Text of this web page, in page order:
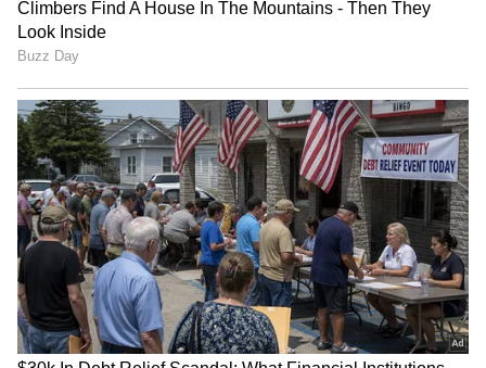
Image Credit :Asianet News
ಮದುವೆಯಾಗದೆ 10 ವರ್ಷಗಳ ಕಾಲ ಒಟ್ಟಿಗೆ ಜೀವನ
ಇಬ್ಬರೂ ಅಧಿಕೃತವಾಗಿ ಮದುವೆಯಾಗಿರಲಿಲ್ಲ. ಆದರೂ
ಸುಮಾರು 10 ವರ್ಷಗಳ ಕಾಲ ಒಟ್ಟಿಗೆ ಲಿವಿಂಗ್ ಟುಗೆದರ್
ಇದ್ದರು. ಈ ಅವಧಿಯಲ್ಲಿ ಅವರ ಸಂಬಂಧವನ್ನು ಇಟಲಿಯ
ರಾಜಕೀಯ ಮತ್ತು ಮಾಧ್ಯಮ ವಲಯಗಳು ಸದಾ
ಗಮನಿಸುತ್ತಿದ್ದವು.